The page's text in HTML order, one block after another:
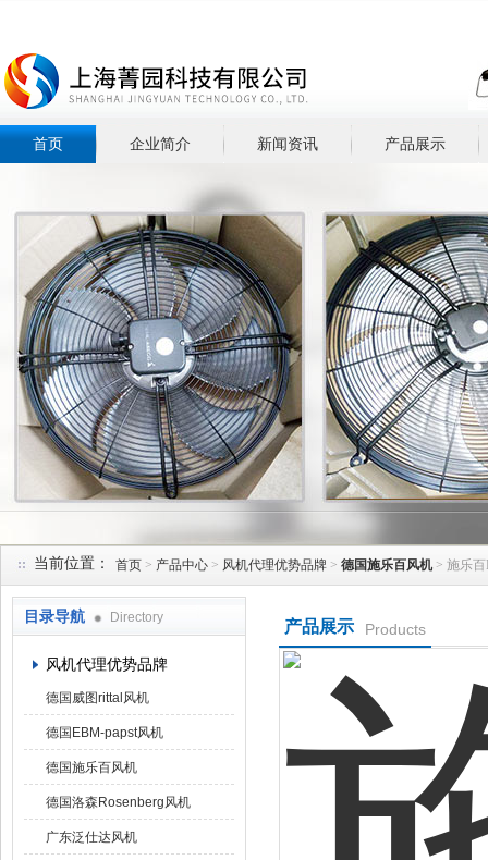
首页 企业简介 新闻资讯 产品展示
当前位置： 首页 > 产品中心 > 风机代理优势品牌 > 德国施乐百风机> 施乐百
目录导航 Directory
风机代理优势品牌
德国威图rittal风机
德国EBM-papst风机
德国施乐百风机
德国洛森Rosenberg风机
广东泛仕达风机
产品展示 Products